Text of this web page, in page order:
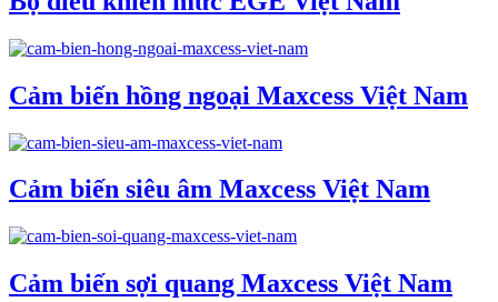
Cảm biến hồng ngoại Maxcess Việt Nam
Cảm biến siêu âm Maxcess Việt Nam
Cảm biến sợi quang Maxcess Việt Nam